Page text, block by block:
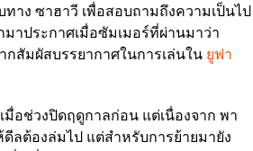
าง ซาฮาวี เพื่อสอบถามถึงความเป็นไป
าประกาศเมื่อซัมเมอร์ที่ผ่านมาว่า
สัมผัสบรรยากาศในการเล่นใน ยูฟา
เมื่อช่วงปิดฤดูกาลก่อน แต่เนื่องจาก พา
ลต้องล่มไป แต่สำหรับการย้ายมายัง